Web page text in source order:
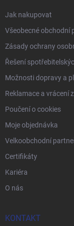
Jak nakupovat
Všeobecné obchodní
Zásady ochrany
Řešení
Možnosti dopravy a
Reklamace a vrácení
Poučení o cookies
Moje objednávka
Velkoobchodní
Certifikáty
Kariéra
O nás
KONTAKT